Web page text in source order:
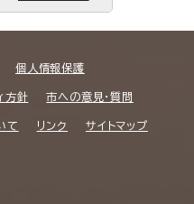
個人情報保護
方針 市への意見・質問
て リンク サイトマップ